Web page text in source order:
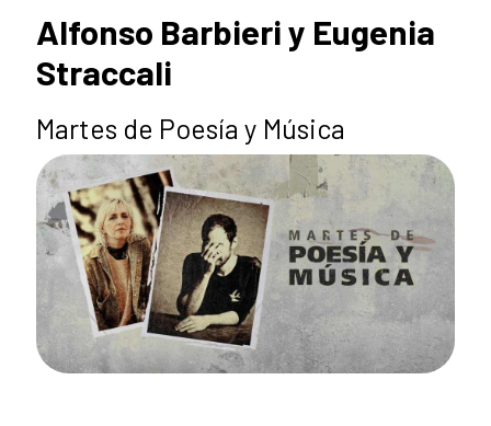
Alfonso Barbieri y Eugenia
Straccali
Martes de Poesía y Música